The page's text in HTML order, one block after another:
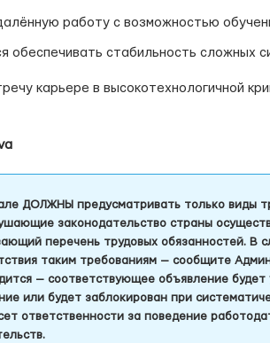
работу с возможностью
обеспечивать стабильность сложных
карьере в высокотехнологичной
ДОЛЖНЫ предусматривать только виды
законодательство страны
перечень трудовых обязанностей. В
таким требованиям — сообщите
— соответствующее объявление будет
или будет заблокирован при
ответственности за поведение